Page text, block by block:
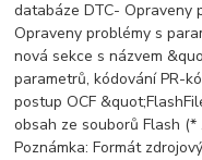
databáze DTC- Opraveny
Opraveny problémy s
nová sekce s názvem
parametrů, kódování PR-
postup OCF
obsah ze souborů Flash (*
Poznámka: Formát